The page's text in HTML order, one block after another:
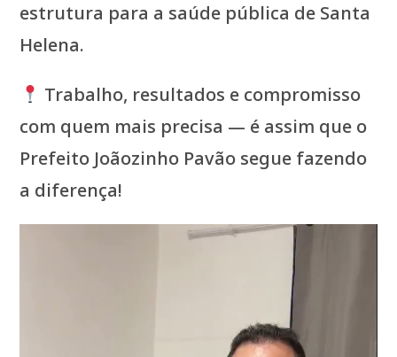
estrutura para a saúde pública de Santa
Helena.
Trabalho, resultados e compromisso
com quem mais precisa — é assim que o
Prefeito Joãozinho Pavão segue fazendo
a diferença!